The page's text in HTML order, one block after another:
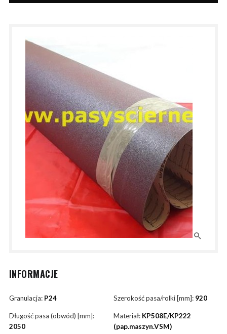
INFORMACJE
Granulacja: P24 Szerokość pasa/rolki [mm]: 920
Długość pasa (obwód) [mm]:
2050
Materiał: KP508E/KP222
(pap.maszyn.VSM)